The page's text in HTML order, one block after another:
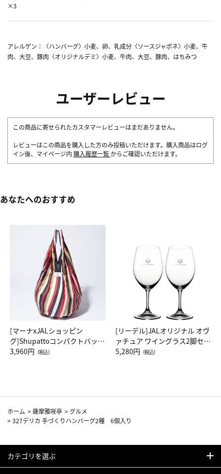
×3
アレルゲン：〈ハンバーグ〉小麦、卵、乳成分〈ソースジャポネ〉小麦、牛
肉、大豆、豚肉〈オリジナルデミ〉小麦、牛肉、大豆、豚肉、はちみつ
ユーザーレビュー
この商品に寄せられたカスタマーレビューはまだありません。
レビューはこの商品を購入した方のみ投稿いただけます。購入商品はログ
イン後、マイページ内 購入履歴一覧 からご確認いただけます。
あなたへのおすすめ
[マーナxJALショッピン
グ]Shupattoコンパクトバッグ
Drop JAL客室乗務員（LC）ス
3,960円 （税込）
[リーデル]JALオリジナル オヴ
ァチュア ワイングラス2脚セッ
ト（レッドワイン）
5,280円 （税込）
ホーム >薩摩雅咲亭 > グルメ
>327デリカ 手づくりハンバーグ2種 6個入り
カテゴリを選ぶ